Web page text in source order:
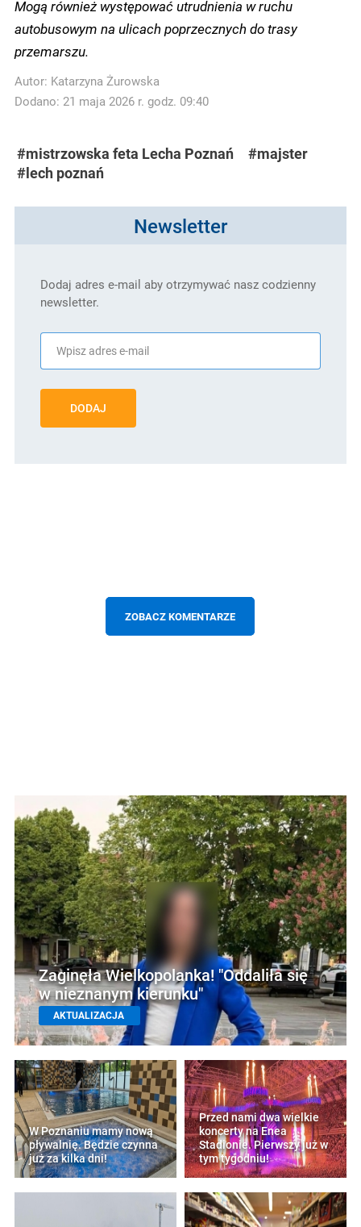
Mogą również występować utrudnienia w ruchu
autobusowym na ulicach poprzecznych do trasy
przemarszu.
Autor: Katarzyna Żurowska
Dodano: 21 maja 2026 r. godz. 09:40
#mistrzowska feta Lecha Poznań
#majster
#lech poznań
Newsletter
Dodaj adres e-mail aby otrzymywać nasz codzienny
newsletter.
DODAJ
ZOBACZ KOMENTARZE
Zaginęła Wielkopolanka! "Oddaliła się
w nieznanym kierunku"
AKTUALIZACJA
W Poznaniu mamy nową
pływalnię. Będzie czynna
już za kilka dni!
Przed nami dwa wielkie
koncerty na Enea
Stadionie. Pierwszy już w
tym tygodniu!